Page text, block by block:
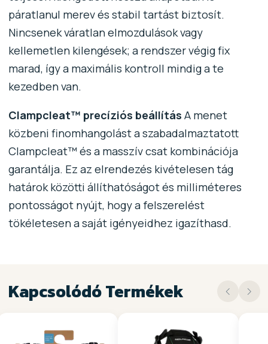
páratlanul merev és stabil tartást biztosít.
Nincsenek váratlan elmozdulások vagy
kellemetlen kilengések; a rendszer végig fix
marad, így a maximális kontroll mindig a te
kezedben van.
Clampcleat™ precíziós beállítás A menet
közbeni finomhangolást a szabadalmaztatott
Clampcleat™ és a masszív csat kombinációja
garantálja. Ez az elrendezés kivételesen tág
határok közötti állíthatóságot és milliméteres
pontosságot nyújt, hogy a felszerelést
tökéletesen a saját igényeidhez igazíthasd.
Kapcsolódó Termékek